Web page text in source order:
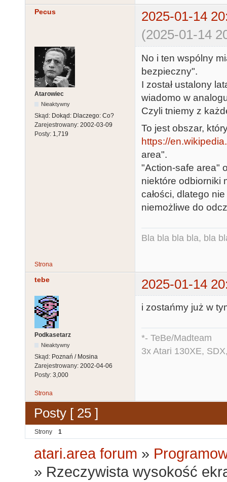
Pecus
2025-01-14
(2025-01-14
Atarowiec
Nieaktywny
Skąd: Dokąd: Dlaczego: Co?
Zarejestrowany: 2002-03-09
Posty: 1,719
No i ten wspólny
bezpieczny".
I został ustalony
wiadomo w
Czyli tniemy z
To jest obszar,
https://
area".
"Action-safe area"
niektóre odbiorniki
całości, dlatego
niemożliwe do
Bla bla bla bla, bla
Strona
tebe 2025-01-14
Podkasetarz
Nieaktywny
Skąd: Poznań / Mosina
Zarejestrowany: 2002-04-06
Posty: 3,000
i zostańmy już w
*- TeBe/Madteam
3x Atari 130XE,
Strona
Posty [ 25 ]
Strony 1
atari.area forum »
» Rzeczywista wysokość